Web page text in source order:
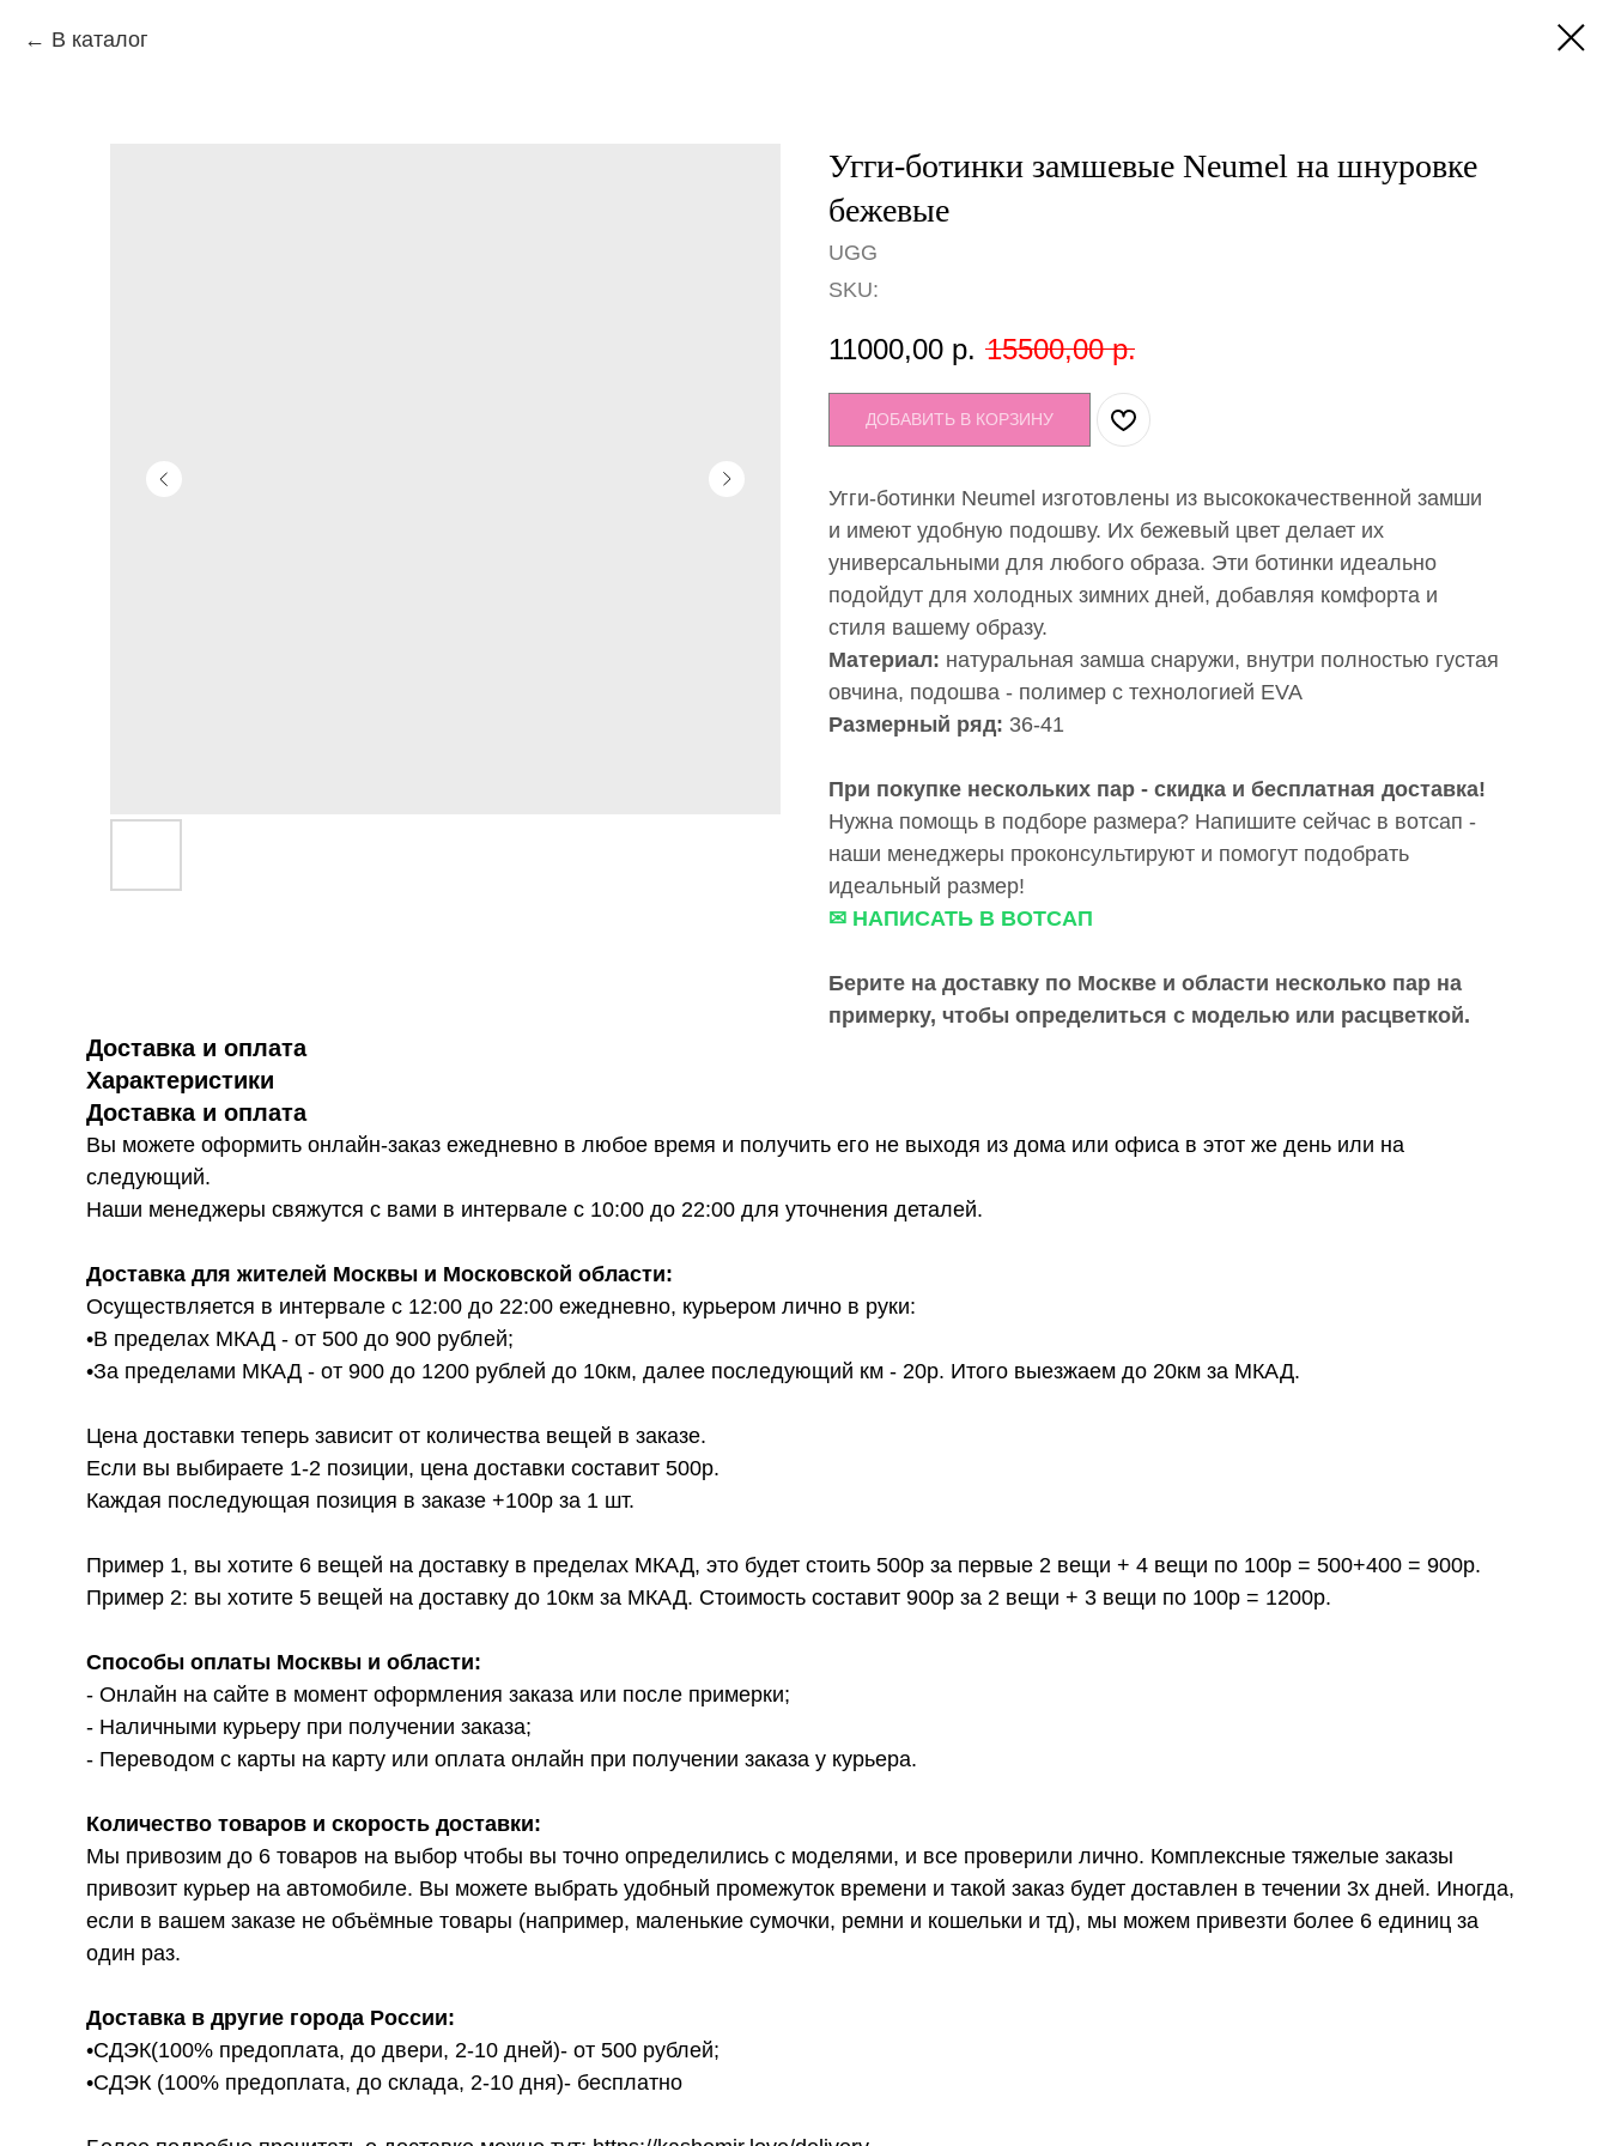
В каталог
Угги-ботинки замшевые Neumel на шнуровке
бежевые
UGG
SKU:
11000,00 р. 15500,00 р.
ДОБАВИТЬ В КОРЗИНУ
Угги-ботинки Neumel изготовлены из высококачественной замши
и имеют удобную подошву. Их бежевый цвет делает их
универсальными для любого образа. Эти ботинки идеально
подойдут для холодных зимних дней, добавляя комфорта и
стиля вашему образу.
Материал: натуральная замша снаружи, внутри полностью густая
овчина, подошва - полимер с технологией EVA
Размерный ряд: 36-41
При покупке нескольких пар - скидка и бесплатная доставка!
Нужна помощь в подборе размера? Напишите сейчас в вотсап -
наши менеджеры проконсультируют и помогут подобрать
идеальный размер!
✉ НАПИСАТЬ В ВОТСАП
Берите на доставку по Москве и области несколько пар на
примерку, чтобы определиться с моделью или расцветкой.
Доставка и оплата
Характеристики
Доставка и оплата
Вы можете оформить онлайн-заказ ежедневно в любое время и получить его не выходя из дома или офиса в этот же день или на
следующий.
Наши менеджеры свяжутся с вами в интервале с 10:00 до 22:00 для уточнения деталей.
Доставка для жителей Москвы и Московской области:
Осуществляется в интервале с 12:00 до 22:00 ежедневно, курьером лично в руки:
•В пределах МКАД - от 500 до 900 рублей;
•За пределами МКАД - от 900 до 1200 рублей до 10км, далее последующий км - 20р. Итого выезжаем до 20км за МКАД.
Цена доставки теперь зависит от количества вещей в заказе.
Если вы выбираете 1-2 позиции, цена доставки составит 500р.
Каждая последующая позиция в заказе +100р за 1 шт.
Пример 1, вы хотите 6 вещей на доставку в пределах МКАД, это будет стоить 500р за первые 2 вещи + 4 вещи по 100р = 500+400 = 900р.
Пример 2: вы хотите 5 вещей на доставку до 10км за МКАД. Стоимость составит 900р за 2 вещи + 3 вещи по 100р = 1200р.
Способы оплаты Москвы и области:
- Онлайн на сайте в момент оформления заказа или после примерки;
- Наличными курьеру при получении заказа;
- Переводом с карты на карту или оплата онлайн при получении заказа у курьера.
Количество товаров и скорость доставки:
Мы привозим до 6 товаров на выбор чтобы вы точно определились с моделями, и все проверили лично. Комплексные тяжелые заказы
привозит курьер на автомобиле. Вы можете выбрать удобный промежуток времени и такой заказ будет доставлен в течении 3х дней. Иногда,
если в вашем заказе не объёмные товары (например, маленькие сумочки, ремни и кошельки и тд), мы можем привезти более 6 единиц за
один раз.
Доставка в другие города России:
•СДЭК(100% предоплата, до двери, 2-10 дней)- от 500 рублей;
•СДЭК (100% предоплата, до склада, 2-10 дня)- бесплатно